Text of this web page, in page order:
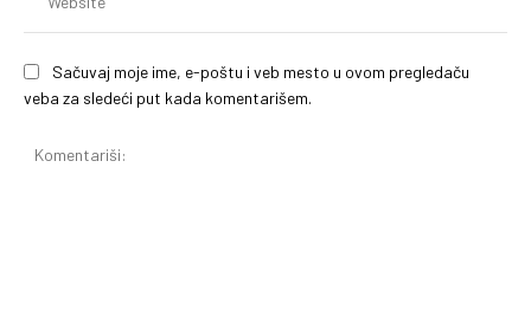
Sačuvaj moje ime, e-poštu i veb mesto u ovom pregledaču
veba za sledeći put kada komentarišem.